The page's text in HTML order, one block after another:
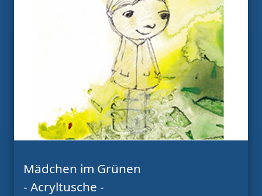
Mädchen im Grünen
- Acryltusche -